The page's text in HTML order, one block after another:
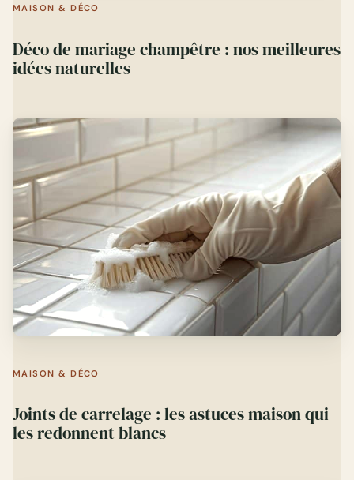
MAISON & DÉCO
Déco de mariage champêtre : nos meilleures
idées naturelles
MAISON & DÉCO
Joints de carrelage : les astuces maison qui
les redonnent blancs